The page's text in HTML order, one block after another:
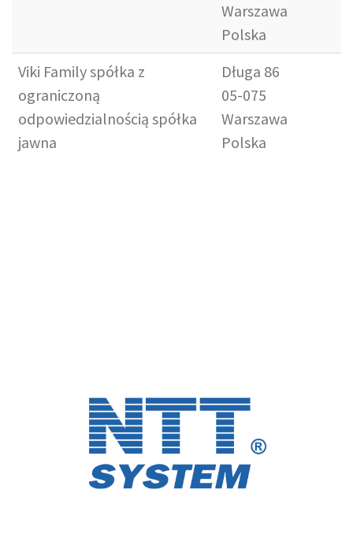
Warszawa
Polska
Viki Family spółka z
ograniczoną
odpowiedzialnością spółka
jawna
Długa 86
05-075
Warszawa
Polska